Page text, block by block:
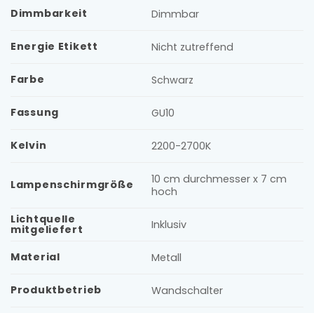
Dimmbarkeit Dimmbar
Energie Etikett Nicht zutreffend
Farbe Schwarz
Fassung GU10
Kelvin 2200-2700K
Lampenschirmgröße
10 cm durchmesser x 7 cm
hoch
Lichtquelle
mitgeliefert Inklusiv
Material Metall
Produktbetrieb Wandschalter